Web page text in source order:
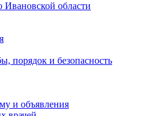
области
порядок и безопасность
и объявления